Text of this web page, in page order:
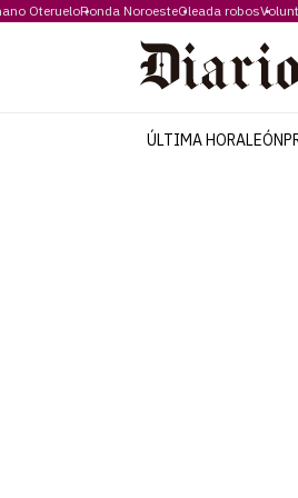
OterueloRonda NoroesteOleada robos
ÚLTIMA HORALEÓN